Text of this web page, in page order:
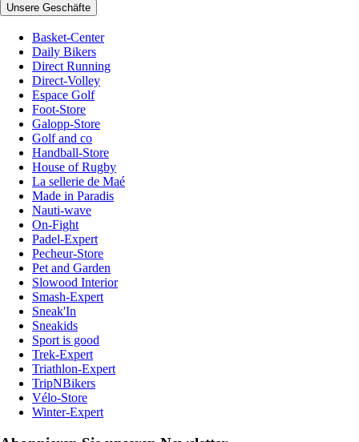
Unsere Geschäfte
Basket-Center
Daily Bikers
Direct Running
Direct-Volley
Espace Golf
Foot-Store
Galopp-Store
Golf and co
Handball-Store
House of Rugby
La sellerie de Maé
Made in Paradis
Nauti-wave
On-Fight
Padel-Expert
Pecheur-Store
Pet and Garden
Slowood Interior
Smash-Expert
Sneak'In
Sneakids
Sport is good
Trek-Expert
Triathlon-Expert
TripNBikers
Vélo-Store
Winter-Expert